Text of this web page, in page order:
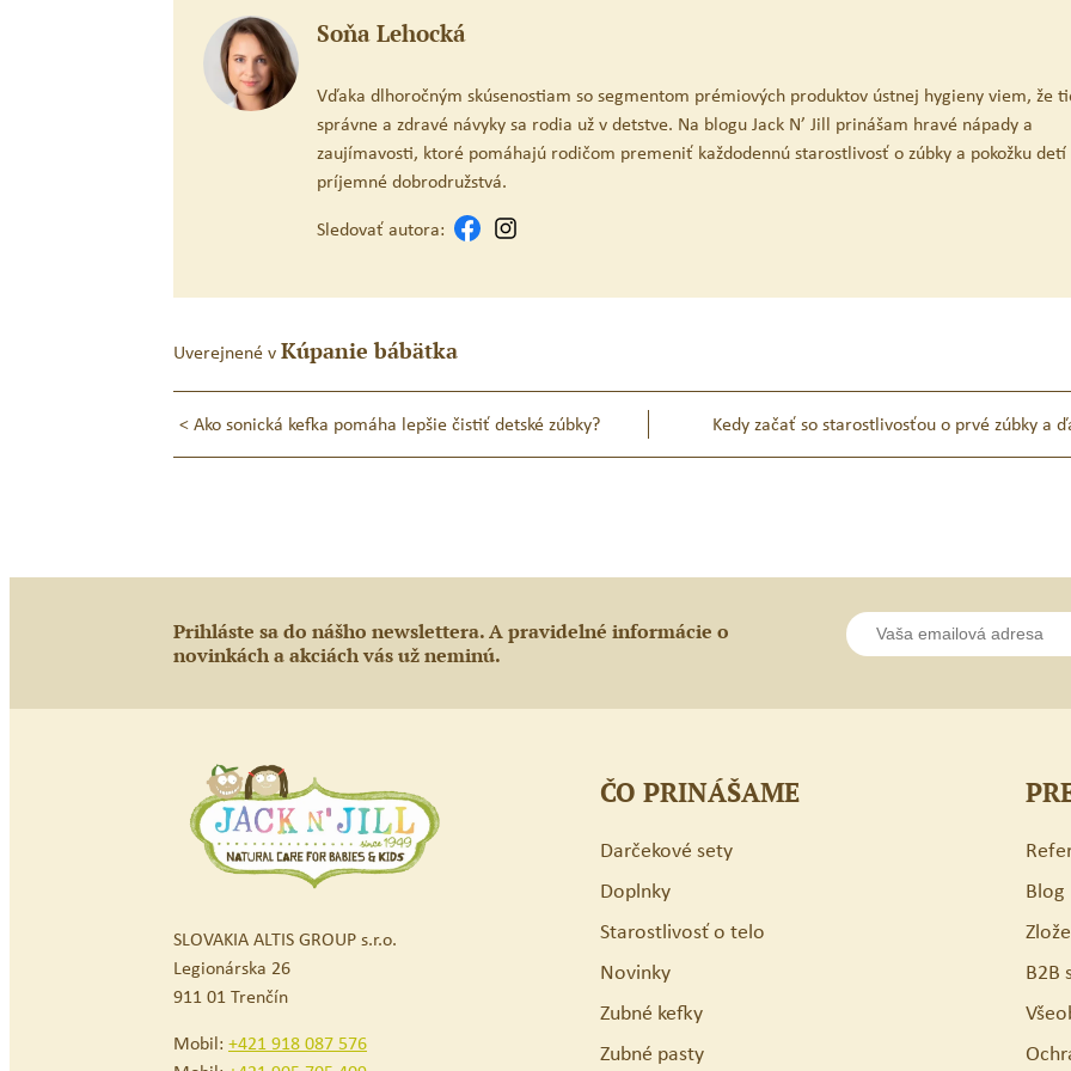
Soňa Lehocká
Vďaka dlhoročným skúsenostiam so segmentom prémiových produktov ústnej hygieny viem, že
správne a zdravé návyky sa rodia už v detstve. Na blogu Jack N’ Jill prinášam hravé nápady a
zaujímavosti, ktoré pomáhajú rodičom premeniť každodennú starostlivosť o zúbky a pokožku detí
príjemné dobrodružstvá.
Sledovať autora:
Uverejnené vKúpanie bábätka
Navigácia
<Ako sonická kefka pomáha lepšie čistiť detské zúbky? Kedy začať so starostlivosťou o prvé zúbky a
Prihláste sa do nášho newslettera. A pravidelné informácie o
novinkách a akciách vás už neminú.
SLOVAKIA ALTIS GROUP s.r.o.
Legionárska 26
911 01 Trenčín
Mobil: +421 918 087 576
ČO PRINÁŠAME
Darčekové sety
Doplnky
Starostlivosť o telo
Novinky
Zubné kefky
Zubné pasty
Blog
B2B